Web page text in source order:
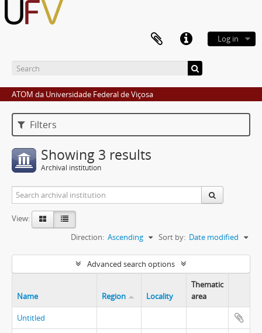
Log in
ATOM da Universidade Federal de Viçosa
Filters
Showing 3 results
Archival institution
View:
Sort by: Date modified
Direction: Ascending
Advanced search options
Name Region Locality
Thematic
area
Untitled